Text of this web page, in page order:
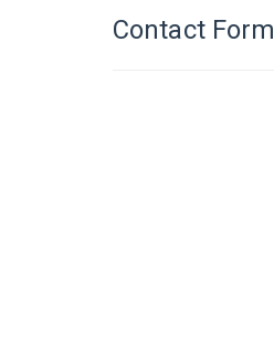
Contact Form